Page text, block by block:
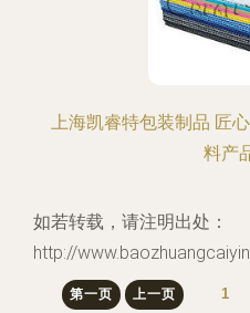
上海凯睿特包装制品 匠
料产
如若转载，请注明出处：
http://
第一页 上一页 1